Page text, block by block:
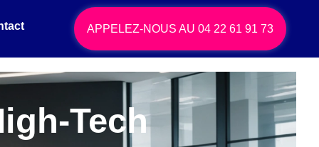
APPELEZ-NOUS AU04 22 61 91 73
Tech